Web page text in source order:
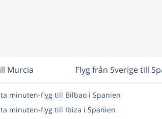
Murcia Flyg från Sverige till
minuten-flyg till Bilbao i Spanien
minuten-flyg till Ibiza i Spanien